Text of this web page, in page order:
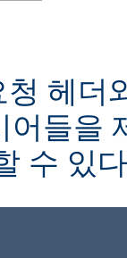
헤더
어들을
수 있